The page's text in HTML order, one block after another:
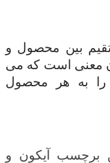
بین محصول و
معنی است که می
را به هر محصول
برچسب آیکون و